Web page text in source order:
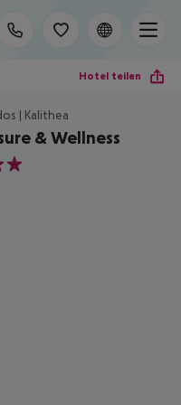
Hotel teilen
| Kalithea
& Wellness